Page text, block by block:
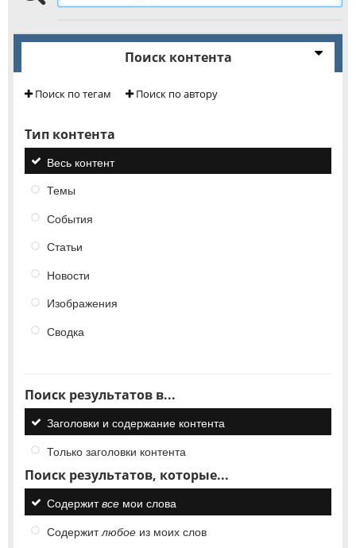
Поиск контента
Поиск по тегам Поиск по автору
Тип контента
Весь контент
Темы
События
Статьи
Новости
Изображения
Сводка
Поиск результатов в...
Заголовки и содержание контента
Только заголовки контента
Поиск результатов, которые...
Содержитвсе мои слова
Содержитлюбое из моих слов